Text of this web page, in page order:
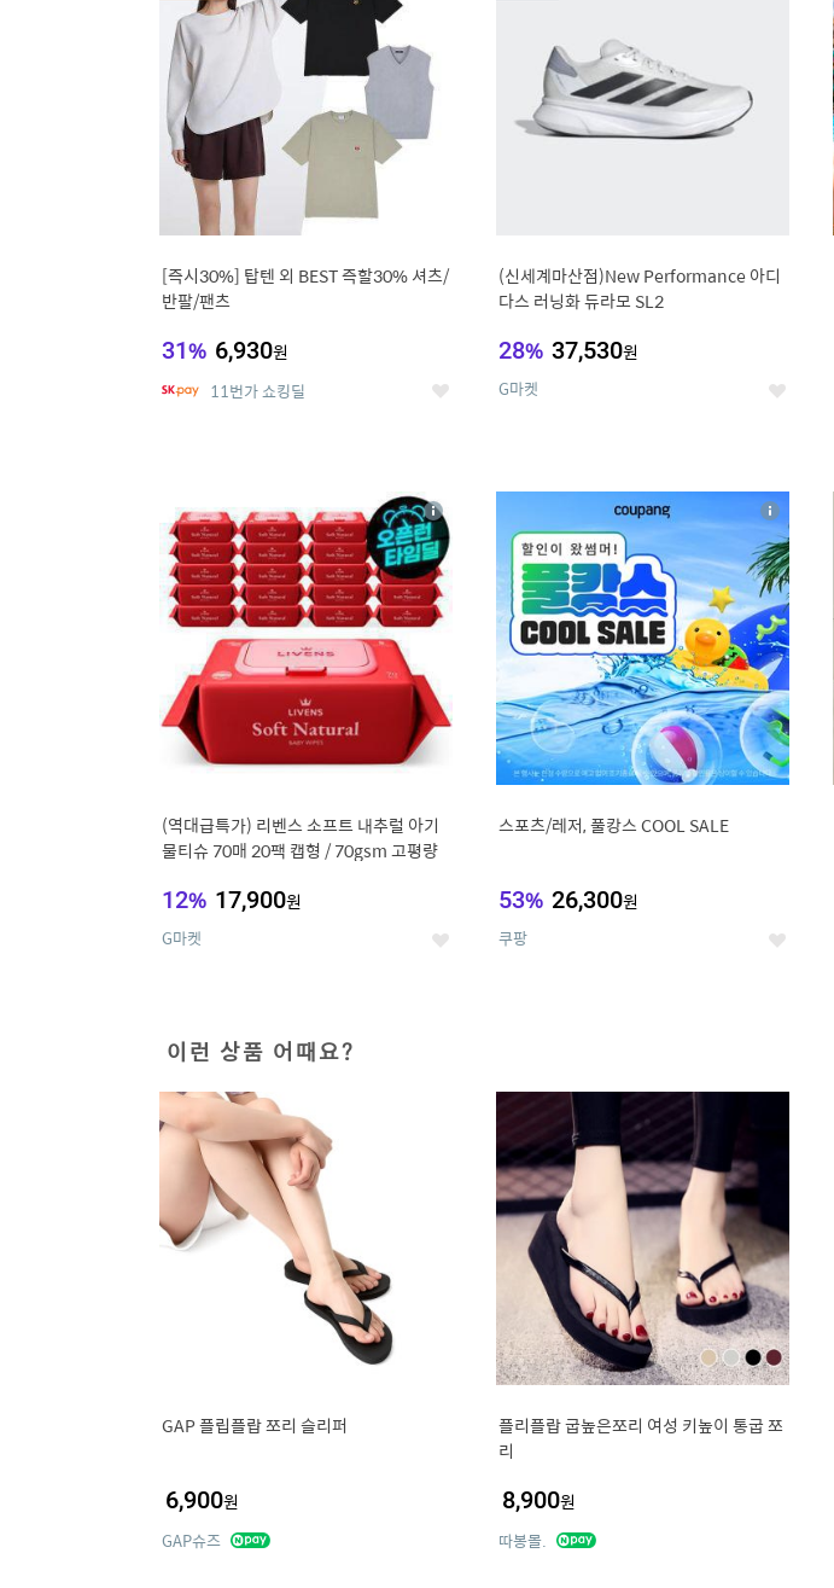
[즉시30%] 탑텐 외 BEST 즉할30% 셔츠/
반팔/팬츠
31% 6,930원
11번가 쇼킹딜 좋
(신세계마산점)New Performance 아디
다스 러닝화 듀라모 SL2
28% 37,530원
G마켓 좋
(역대급특가) 리벤스 소프트 내추럴 아기
물티슈 70매 20팩 캡형 / 70gsm 고평량
12% 17,900원
G마켓 좋
상
세
6
스포츠/레저, 풀캉스 COOL SALE
53% 26,300원
쿠팡 좋
상
세
이런 상품 어때요?
GAP 플립플랍 쪼리 슬리퍼
6,900원
GAP슈즈
플리플랍 굽높은쪼리 여성 키높이 통굽 쪼
리
8,900원
따봉몰.